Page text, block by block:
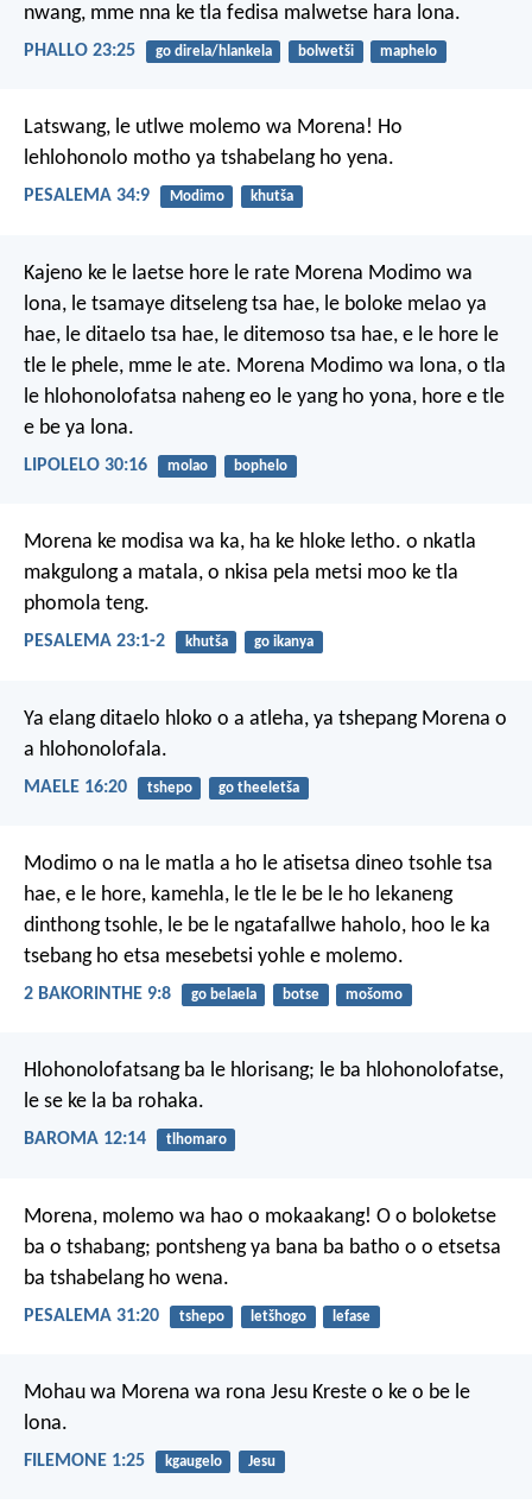
nwang, mme nna ke tla fedisa malwetse hara lona.
PHALLO 23:25 go direla/hlankela bolwetši maphelo
Latswang, le utlwe molemo wa Morena! Ho
lehlohonolo motho ya tshabelang ho yena.
PESALEMA 34:9 Modimo khutša
Kajeno ke le laetse hore le rate Morena Modimo wa
lona, le tsamaye ditseleng tsa hae, le boloke melao ya
hae, le ditaelo tsa hae, le ditemoso tsa hae, e le hore le
tle le phele, mme le ate. Morena Modimo wa lona, o tla
le hlohonolofatsa naheng eo le yang ho yona, hore e tle
e be ya lona.
LIPOLELO 30:16 molao bophelo
Morena ke modisa wa ka, ha ke hloke letho. o nkatla
makgulong a matala, o nkisa pela metsi moo ke tla
phomola teng.
PESALEMA 23:1-2 khutša go ikanya
Ya elang ditaelo hloko o a atleha, ya tshepang Morena o
a hlohonolofala.
MAELE 16:20 tshepo go theeletša
Modimo o na le matla a ho le atisetsa dineo tsohle tsa
hae, e le hore, kamehla, le tle le be le ho lekaneng
dinthong tsohle, le be le ngatafallwe haholo, hoo le ka
tsebang ho etsa mesebetsi yohle e molemo.
2 BAKORINTHE 9:8 go belaela botse mošomo
Hlohonolofatsang ba le hlorisang; le ba hlohonolofatse,
le se ke la ba rohaka.
BAROMA 12:14 tlhomaro
Morena, molemo wa hao o mokaakang! O o boloketse
ba o tshabang; pontsheng ya bana ba batho o o etsetsa
ba tshabelang ho wena.
PESALEMA 31:20 tshepo letšhogo lefase
Mohau wa Morena wa rona Jesu Kreste o ke o be le
lona.
FILEMONE 1:25 kgaugelo Jesu